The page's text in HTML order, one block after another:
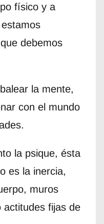
físico y a
debemos
la mente,
con el mundo
la psique, ésta
es la inercia,
muros
actitudes fijas de